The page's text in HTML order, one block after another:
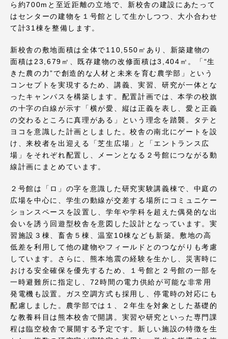
ら約700mと至近距離の立地で、新校舎の建設にあたって
はセンターの建物を１号館として生かしつつ、大小合わせ
て計31棟を整備します。
新校舎の敷地面積は全体で110,550㎡あり、新築建物の
面積は23,679㎡、既存建物の改修面積は3,404㎡。「“生
きた農の力”で創造的な人材と未来を育む農学部」という
コンセプトを実現するため、講義、実習、研究が一体とな
ったキャンパスを構築します。配置計画では、本学の校旗
の十字の白線が示す「横が愛、縦は正義を表し、愛と正義
の交わるところに真理がある」という理念を踏襲。タテと
ヨコを意識した計画としました。校舎の南北にゲートを設
け、来校者を出迎える「芝生広場」と「エントランス広
場」をそれぞれ配置し、メーンとなる２号館につながる動
線計画にまとめています。
２号館は「ロ」の字を意識した研究実験講義棟で、中庭の
広場を中心に、学生の動線が交差する場所にコミュニケー
ションスペースを設置し、学年や学科を超えた偶発的な出
会いを誘う回遊型校舎を意図した設計となっています。実
習施設３棟、畜舎５棟、温室10棟なども新築。敷地の高
低差を利用して他の建物やフィールドとのつながりも考慮
しています。さらに、熊本地震の経験を生かし、災害時に
おける安全確保を優先するため、１号館と２号館の一部を
一時避難所に指定し、72時間の電力供給が可能な非常用
発電機も設置。ガス空調方式も採用し、停電時の対応にも
配慮しました。農学部では１、２年生を対象とした基礎的
な教養科目は熊本校舎で開講。実習や研究といった専門課
程は臨空校舎で展開する予定です。新しい施設の特徴を生
品川キャンパス 湘南キャンパス
熊本キャンパス
阿蘇くまもと
臨空キャンパス
札幌キャンパス
TOKAIスポーツ
ニュースリリース
卒業にあたってのアンケート